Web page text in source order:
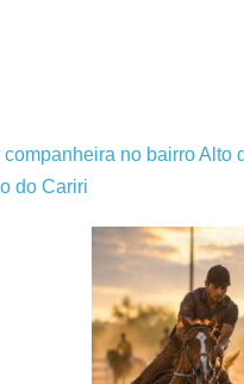
no bairro Alto
do Cariri